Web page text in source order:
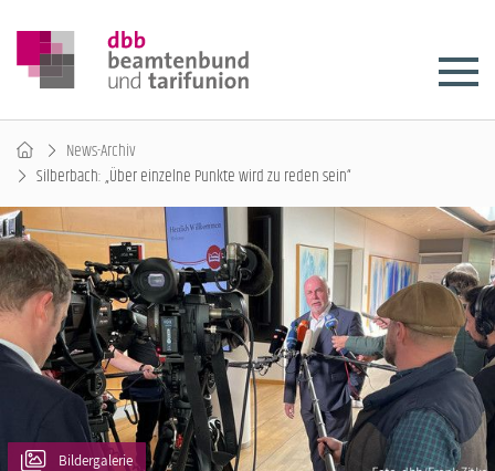
News-Archiv
Silberbach: „Über einzelne Punkte wird zu reden sein“
Bildergalerie